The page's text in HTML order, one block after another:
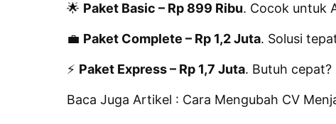
🌟 Paket Basic – Rp 899 Ribu. Cocok untuk
💼 Paket Complete – Rp 1,2 Juta. Solusi
⚡ Paket Express – Rp 1,7 Juta. Butuh
Baca Juga Artikel : Cara Mengubah CV